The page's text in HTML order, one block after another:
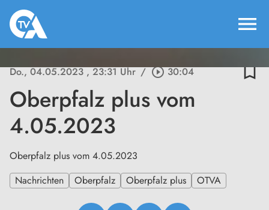
menu
Do., 04.05.2023, 23:31 Uhr / play_circle_outline30:04 bookmark_border
Oberpfalz plus vom
4.05.2023
Oberpfalz plus vom 4.05.2023
Nachrichten
Oberpfalz Oberpfalz plus OTVA